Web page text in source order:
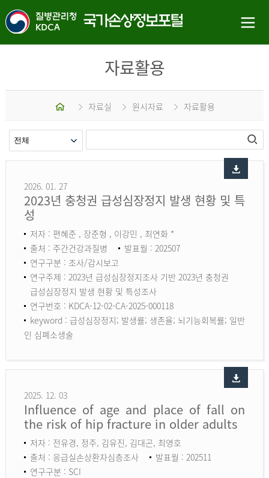
자료활용
홈 자료실 원시자료 자료활용
2026. 01. 27
2023년 충청권 급성심장정지 발생 현황 및 특
성
저자 : 편혜준 , 장준형 , 이강민 , 최연화 *
출처 : 주간건강과질병
발표월 : 202507
연구구분 : 조사/감시보고
연구주제 : 2023년 급성심장정지조사 기반 2023년 충청권
급성심장정지 발생 현황 및 특성조사
연구번호 : KDCA-12-02-CA-2025-000118
keyword : 급성심장정지; 발생률; 생존율; 뇌기능회복률; 일반
인 심폐소생술
2025. 12. 03
Influence of age and place of fall on
the risk of hip fracture in older adults
저자 : 전유경, 정주, 김유진, 김대곤, 최영호
출처 : 응급실손상환자심층조사
발표월 : 202511
연구구분 : SCI